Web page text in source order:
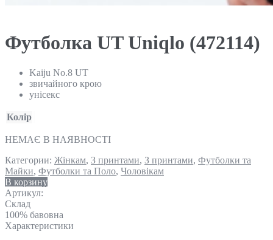
Футболка UT Uniqlo (472114)
Kaiju No.8 UT
звичайного крою
унісекс
Колір
НЕМАЄ В НАЯВНОСТІ
Категории: Жінкам, З принтами, З принтами, Футболки та
Майки, Футболки та Поло, Чоловікам
В корзину
Артикул:
Склад
100% бавовна
Характеристики